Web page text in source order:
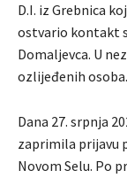
D.I. iz Grebnica
ostvario kontakt
Domaljevca. U
ozlijeđenih osoba.
Dana 27. srpnja
zaprimila prijavu
Novom Selu. Po